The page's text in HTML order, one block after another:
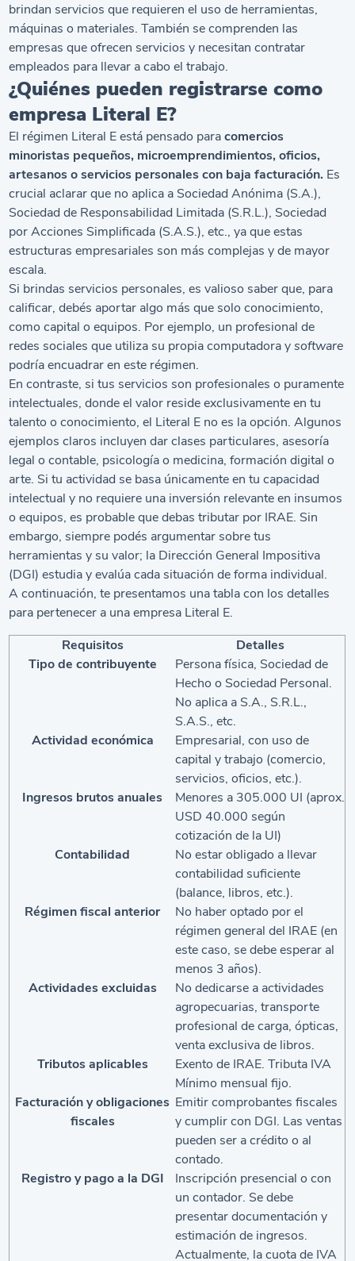
brindan servicios que requieren el uso de herramientas,
máquinas o materiales. También se comprenden las
empresas que ofrecen servicios y necesitan contratar
empleados para llevar a cabo el trabajo.
¿Quiénes pueden registrarse como
empresa Literal E?
El régimen Literal E está pensado paracomercios
minoristas pequeños, microemprendimientos, oficios,
artesanos o servicios personales con baja facturación. Es
crucial aclarar que no aplica a Sociedad Anónima (S.A.),
Sociedad de Responsabilidad Limitada (S.R.L.), Sociedad
por Acciones Simplificada (S.A.S.), etc., ya que estas
estructuras empresariales son más complejas y de mayor
escala.
Si brindas servicios personales, es valioso saber que, para
calificar, debés aportar algo más que solo conocimiento,
como capital o equipos. Por ejemplo, un profesional de
redes sociales que utiliza su propia computadora ysoftware
podría encuadrar en este régimen.
En contraste, si tus servicios son profesionales o puramente
intelectuales, donde el valor reside exclusivamente en tu
talento o conocimiento, el Literal E no es la opción. Algunos
ejemplos claros incluyen dar clases particulares, asesoría
legal o contable, psicología o medicina, formación digital o
arte. Si tu actividad se basa únicamente en tu capacidad
intelectual y no requiere una inversión relevante en insumos
o equipos, es probable que debas tributar por IRAE. Sin
embargo, siempre podés argumentar sobre tus
herramientas y su valor; la Dirección General Impositiva
(DGI) estudia y evalúa cada situación de forma individual.
A continuación, te presentamos una tabla con los detalles
para pertenecer a una empresa Literal E.
Requisitos
Detalles
Tipo de contribuyente
Persona física, Sociedad de
Hecho o Sociedad Personal.
No aplica a S.A., S.R.L.,
S.A.S., etc.
Actividad económica
Empresarial, con uso de
capital y trabajo (comercio,
servicios, oficios, etc.).
Ingresos brutos anuales
Menores a 305.000 UI (aprox.
USD 40.000 según
cotización de la UI)
Contabilidad
No estar obligado a llevar
contabilidad suficiente
(balance, libros, etc.).
Régimen fiscal anterior
No haber optado por el
régimen general del IRAE (en
este caso, se debe esperar al
menos 3 años).
Actividades excluidas
No dedicarse a actividades
agropecuarias, transporte
profesional de carga, ópticas,
venta exclusiva de libros.
Tributos aplicables
Exento de IRAE. Tributa IVA
Mínimo mensual fijo.
Facturación y obligaciones
fiscales
Emitir comprobantes fiscales
y cumplir con DGI. Las ventas
pueden ser a crédito o al
contado.
Registro y pago a la DGI
Inscripción presencial o con
un contador. Se debe
presentar documentación y
estimación de ingresos.
Actualmente, la cuota de IVA